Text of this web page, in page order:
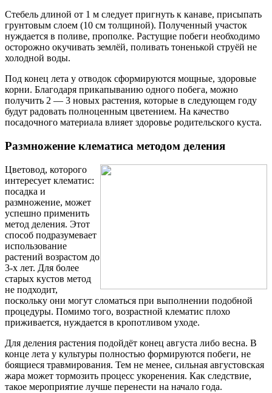
Стебель длиной от 1 м следует пригнуть к канаве, присыпать
грунтовым слоем (10 см толщиной). Полученный участок
нуждается в поливе, прополке. Растущие побеги необходимо
осторожно окучивать землёй, поливать тоненькой струёй не
холодной воды.
Под конец лета у отводок сформируются мощные, здоровые
корни. Благодаря прикапыванию одного побега, можно
получить 2 — 3 новых растения, которые в следующем году
будут радовать полноценным цветением. На качество
посадочного материала влияет здоровье родительского куста.
Размножение клематиса методом деления
Цветовод, которого
интересует клематис:
посадка и
размножение, может
успешно применить
метод деления. Этот
способ подразумевает
использование
растений возрастом до
3-х лет. Для более
старых кустов метод
не подходит,
поскольку они могут сломаться при выполнении подобной
процедуры. Помимо того, возрастной клематис плохо
приживается, нуждается в кропотливом уходе.
Для деления растения подойдёт конец августа либо весна. В
конце лета у культуры полностью формируются побеги, не
боящиеся травмирования. Тем не менее, сильная августовская
жара может тормозить процесс укоренения. Как следствие,
такое мероприятие лучше перенести на начало года.